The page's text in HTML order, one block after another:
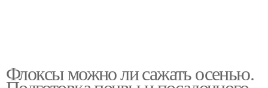
Флоксы можно ли сажать осенью.